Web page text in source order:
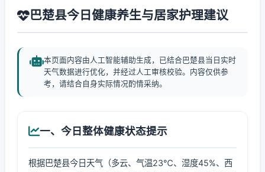
巴楚县今日健康养生与居家护理建议
本页面内容由人工智能辅助生成，已结合巴楚县当日实时
天气数据进行优化，并经过人工审核校验。内容仅供参
考，请结合自身实际情况酌情采纳。
一、今日整体健康状态提示
根据巴楚县今日天气（多云、气温23℃、湿度45%、西